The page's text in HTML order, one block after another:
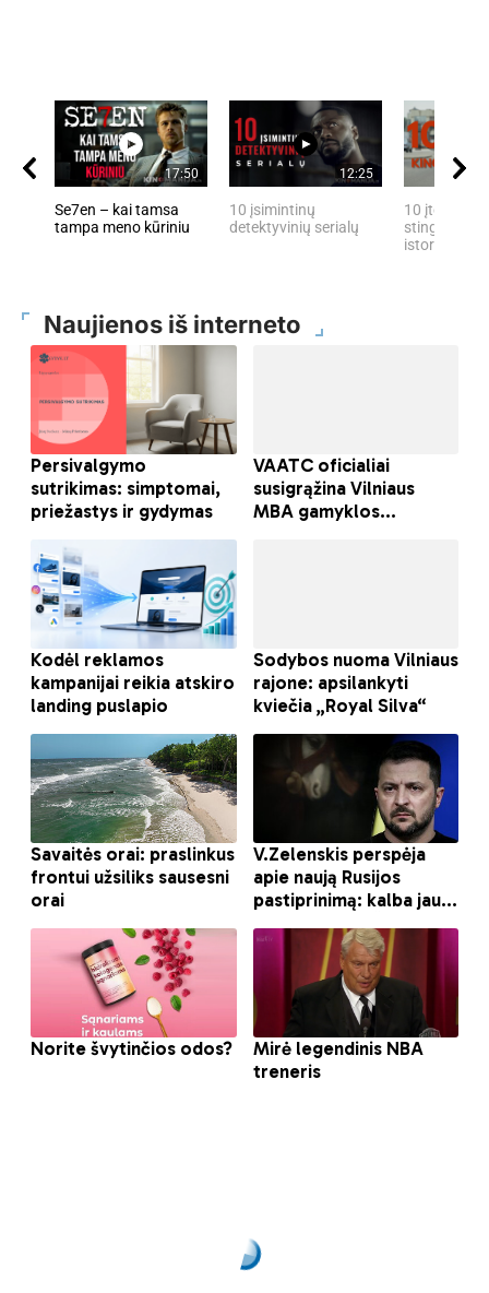
17:50
Se7en – kai tamsa
tampa meno kūriniu
12:25
10 įsimintinų
detektyvinių serialų
10 įtemptų,
stingdančių
istorijų
Naujienos iš interneto
Latvijoje – jaunųjų